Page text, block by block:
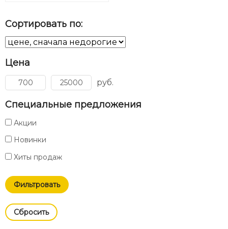
Сортировать по:
Цена
руб.
Специальные предложения
Акции
Новинки
Хиты продаж
Cбросить